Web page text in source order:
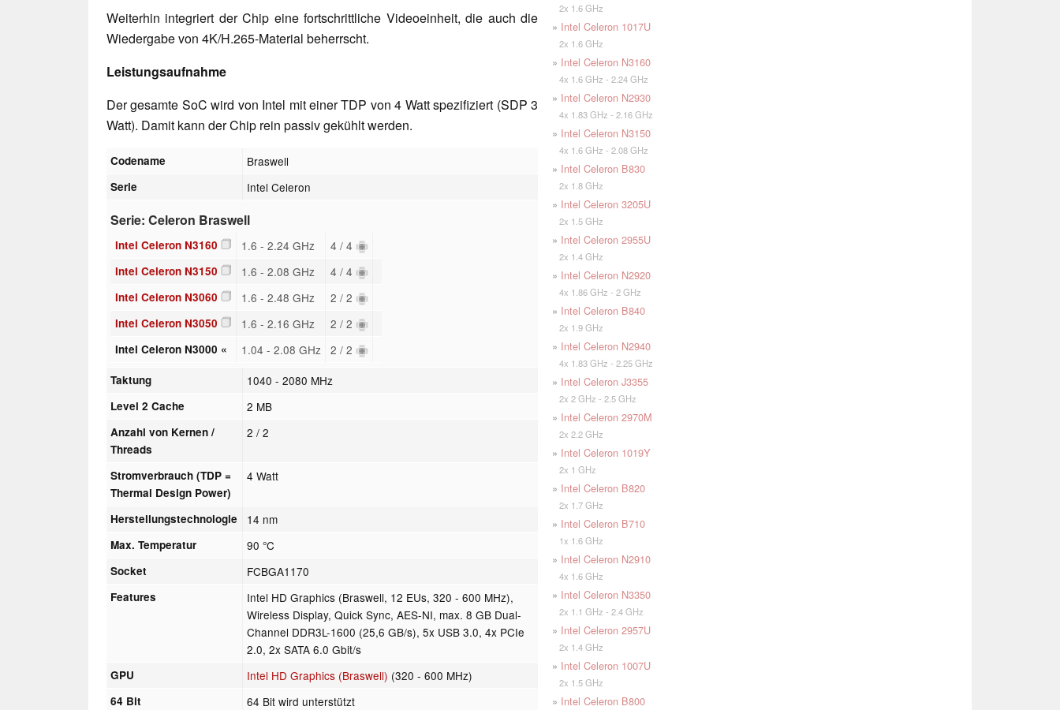
Weiterhin integriert der Chip eine fortschrittliche Videoeinheit, die auch die
Wiedergabe von 4K/H.265-Material beherrscht.
Leistungsaufnahme
Der gesamte SoC wird von Intel mit einer TDP von 4 Watt spezifiziert (SDP 3
Watt). Damit kann der Chip rein passiv gekühlt werden.
Codename Braswell
Serie Intel Celeron
Serie: Celeron Braswell
Intel Celeron N3160 1.6 - 2.24 GHz 4 / 4
Intel Celeron N3150 1.6 - 2.08 GHz 4 / 4
Intel Celeron N3060 1.6 - 2.48 GHz 2 / 2
Intel Celeron N3050 1.6 - 2.16 GHz 2 / 2
Intel Celeron N3000 « 1.04 - 2.08 GHz 2 / 2
Taktung 1040 - 2080 MHz
Level 2 Cache 2 MB
Anzahl von Kernen /
Threads
2 / 2
Stromverbrauch (TDP =
Thermal Design Power)
4 Watt
Herstellungstechnologie 14 nm
Max. Temperatur 90 °C
Socket FCBGA1170
Features
Intel HD Graphics (Braswell, 12 EUs, 320 - 600 MHz),
Wireless Display, Quick Sync, AES-NI, max. 8 GB Dual-
Channel DDR3L-1600 (25,6 GB/s), 5x USB 3.0, 4x PCIe
2.0, 2x SATA 6.0 Gbit/s
GPU Intel HD Graphics (Braswell) (320 - 600 MHz)
64 Bit 64 Bit wird unterstützt
2x 1.6 GHz
» Intel Celeron 1017U
2x 1.6 GHz
» Intel Celeron N3160
4x 1.6 GHz - 2.24 GHz
» Intel Celeron N2930
4x 1.83 GHz - 2.16 GHz
» Intel Celeron N3150
4x 1.6 GHz - 2.08 GHz
» Intel Celeron B830
2x 1.8 GHz
» Intel Celeron 3205U
2x 1.5 GHz
» Intel Celeron 2955U
2x 1.4 GHz
» Intel Celeron N2920
4x 1.86 GHz - 2 GHz
» Intel Celeron B840
2x 1.9 GHz
» Intel Celeron N2940
4x 1.83 GHz - 2.25 GHz
» Intel Celeron J3355
2x 2 GHz - 2.5 GHz
» Intel Celeron 2970M
2x 2.2 GHz
» Intel Celeron 1019Y
2x 1 GHz
» Intel Celeron B820
2x 1.7 GHz
» Intel Celeron B710
1x 1.6 GHz
» Intel Celeron N2910
4x 1.6 GHz
» Intel Celeron N3350
2x 1.1 GHz - 2.4 GHz
» Intel Celeron 2957U
2x 1.4 GHz
» Intel Celeron 1007U
2x 1.5 GHz
» Intel Celeron B800